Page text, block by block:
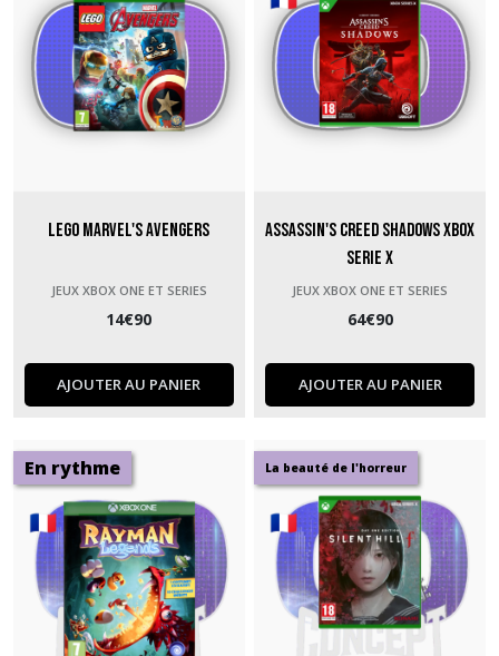
Lego Marvel's Avengers
JEUX XBOX ONE ET SERIES
14€90
AJOUTER AU PANIER
Assassin's Creed Shadows Xbox
Serie X
JEUX XBOX ONE ET SERIES
64€90
AJOUTER AU PANIER
En rythme La beauté de l'horreur